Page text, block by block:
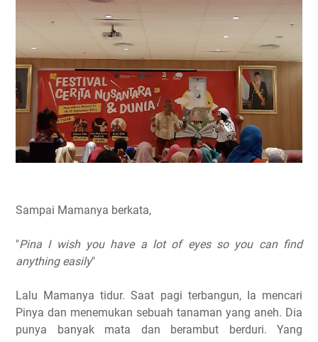
Sampai Mamanya berkata,
"Pina I wish you have a lot of eyes so you can find
anything easily"
Lalu Mamanya tidur. Saat pagi terbangun, Ia mencari
Pinya dan menemukan sebuah tanaman yang aneh. Dia
punya banyak mata dan berambut berduri. Yang